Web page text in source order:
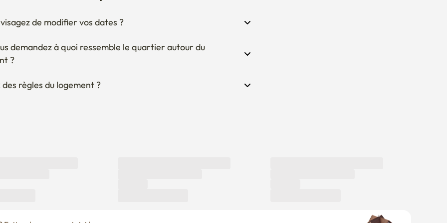
de modifier vos dates ?
demandez à quoi ressemble le quartier autour du
?
des règles du logement ?